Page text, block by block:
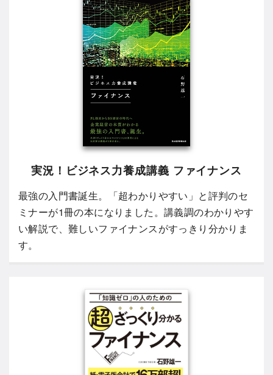
実況！ビジネス力養成講義 ファイナンス
最強の入門書誕生。「超わかりやすい」と評判のセ
ミナーが1冊の本になりました。講義調のわかりやす
い解説で、難しいファイナンスがすっきり分かりま
す。